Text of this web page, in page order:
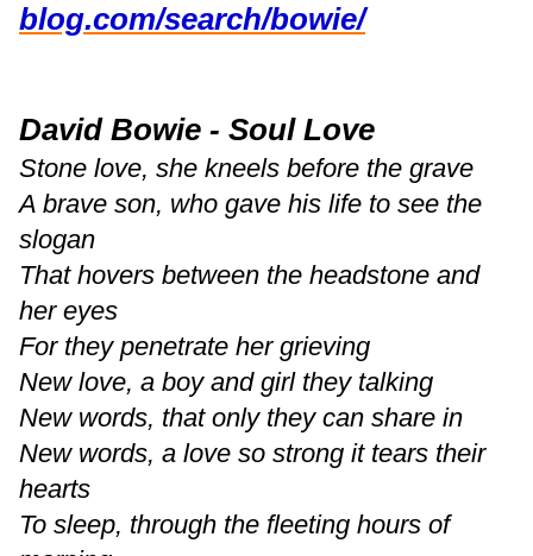
blog.com/search/bowie/
David Bowie - Soul Love
Stone love, she kneels before the grave
A brave son, who gave his life to see the
slogan
That hovers between the headstone and
her eyes
For they penetrate her grieving
New love, a boy and girl they talking
New words, that only they can share in
New words, a love so strong it tears their
hearts
To sleep, through the fleeting hours of